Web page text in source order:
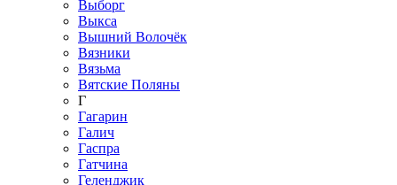
Выборг
Выкса
Вышний Волочёк
Вязники
Вязьма
Вятские Поляны
Г
Гагарин
Галич
Гаспра
Гатчина
Геленджик